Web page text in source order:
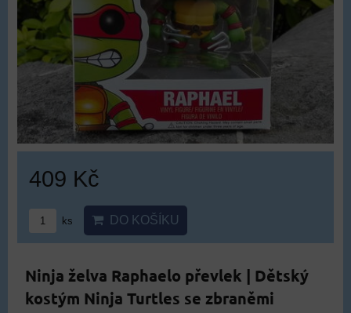
409 Kč
ks DO KOŠÍKU
Ninja želva Raphaelo převlek | Dětský
kostým Ninja Turtles se zbraněmi